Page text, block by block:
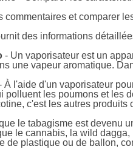
commentaires et comparer
des informations
- Un vaporisateur est un
une vapeur aromatique.
À l'aide d'un vaporisateur
polluent les poumons et les
c'est les autres produits
le tabagisme est devenu
le cannabis, la wild dagga,
de plastique ou de ballon,